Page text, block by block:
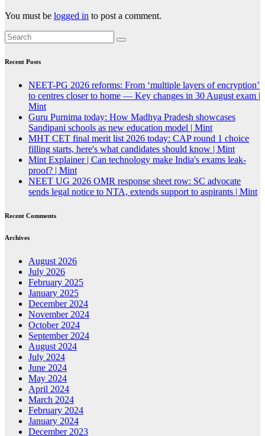
You must be logged in to post a comment.
Recent Posts
NEET-PG 2026 reforms: From ‘multiple layers of encryption’
to centres closer to home — Key changes in 30 August exam |
Mint
Guru Purnima today: How Madhya Pradesh showcases
Sandipani schools as new education model | Mint
MHT CET final merit list 2026 today: CAP round 1 choice
filling starts, here's what candidates should know | Mint
Mint Explainer | Can technology make India's exams leak-
proof? | Mint
NEET UG 2026 OMR response sheet row: SC advocate
sends legal notice to NTA, extends support to aspirants | Mint
Recent Comments
Archives
August 2026
July 2026
February 2025
January 2025
December 2024
November 2024
October 2024
September 2024
August 2024
July 2024
June 2024
May 2024
April 2024
March 2024
February 2024
January 2024
December 2023